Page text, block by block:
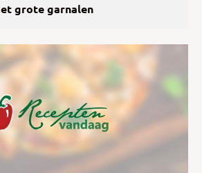
grote garnalen